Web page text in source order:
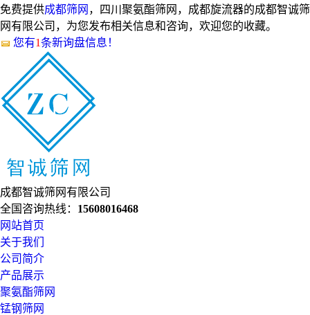
免费提供成都筛网 ，四川聚氨酯筛网，成都旋流器的成都智诚筛
网有限公司，为您发布相关信息和咨询，欢迎您的收藏。
您有1条新询盘信息！
成都智诚筛网有限公司
全国咨询热线： 15608016468
网站首页
关于我们
公司简介
产品展示
聚氨酯筛网
锰钢筛网